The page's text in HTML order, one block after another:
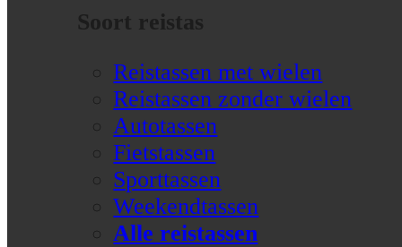
Soort reistas
Reistassen met wielen
Reistassen zonder wielen
Autotassen
Fietstassen
Sporttassen
Weekendtassen
Alle reistassen